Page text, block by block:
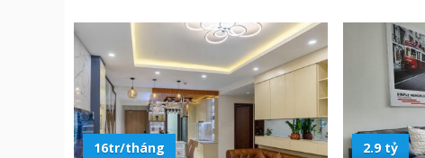
16tr/tháng
2.9 tỷ